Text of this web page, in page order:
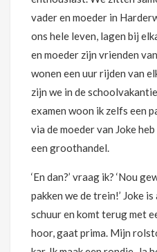
vader en moeder in
ons hele leven, lagen bij
en moeder zijn vrienden
wonen een uur rijden van
zijn we in de
examen woon ik zelfs een
via de moeder van Joke
een groothandel.
‘En dan?’ vraag ik? ‘Nou
pakken we de trein!’ Joke
schuur en komt terug met
hoor, gaat prima. Mijn